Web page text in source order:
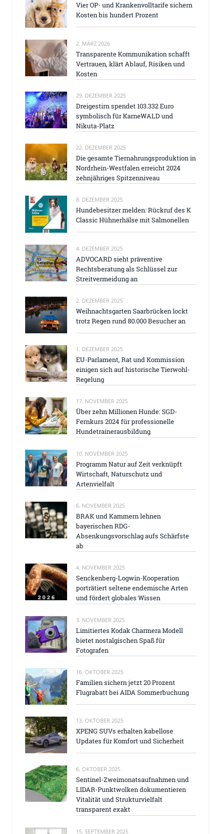
Vier OP- und Krankenvolltarife sichern
Kosten bis hundert Prozent
2. MÄRZ 2026
Transparente Kommunikation schafft
Vertrauen, klärt Ablauf, Risiken und
Kosten
29. DEZEMBER 2025
Dreigestirn spendet 103.332 Euro
symbolisch für KarneWALD und
Nikuta-Platz
22. DEZEMBER 2025
Die gesamte Tiernahrungsproduktion in
Nordrhein-Westfalen erreicht 2024
zehnjähriges Spitzenniveau
8. DEZEMBER 2025
Hundebesitzer melden: Rückruf des K
Classic Hühnerhälse mit Salmonellen
4. DEZEMBER 2025
ADVOCARD sieht präventive
Rechtsberatung als Schlüssel zur
Streitvermeidung an
2. DEZEMBER 2025
Weihnachtsgarten Saarbrücken lockt
trotz Regen rund 80.000 Besucher an
1. DEZEMBER 2025
EU-Parlament, Rat und Kommission
einigen sich auf historische Tierwohl-
Regelung
17. NOVEMBER 2025
Über zehn Millionen Hunde: SGD-
Fernkurs 2024 für professionelle
Hundetrainerausbildung
10. NOVEMBER 2025
Programm Natur auf Zeit verknüpft
Wirtschaft, Naturschutz und
Artenvielfalt
6. NOVEMBER 2025
BRAK und Kammern lehnen
bayerischen RDG-
Absenkungsvorschlag aufs Schärfste
ab
4. NOVEMBER 2025
Senckenberg-Logwin-Kooperation
porträtiert seltene endemische Arten
und fördert globales Wissen
3. NOVEMBER 2025
Limitiertes Kodak Charmera Modell
bietet nostalgischen Spaß für
Fotografen
16. OKTOBER 2025
Familien sichern jetzt 20 Prozent
Flugrabatt bei AIDA Sommerbuchung
13. OKTOBER 2025
XPENG SUVs erhalten kabellose
Updates für Komfort und Sicherheit
6. OKTOBER 2025
Sentinel-Zweimonatsaufnahmen und
LIDAR-Punktwolken dokumentieren
Vitalität und Strukturvielfalt
transparent exakt
15. SEPTEMBER 2025